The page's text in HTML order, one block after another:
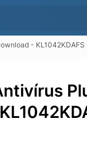
- KL1042KDAFS